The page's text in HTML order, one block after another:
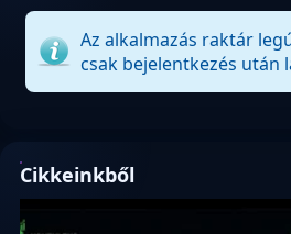
Az alkalmazás raktár
csak bejelentkezés után
Cikkeinkből